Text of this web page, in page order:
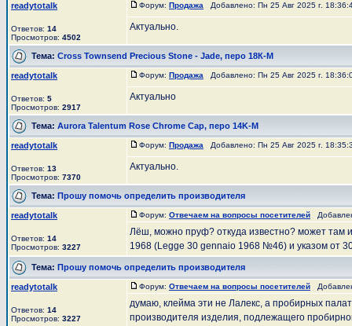
readytotalk
Ответов: 14
Просмотров: 4502
Форум: Продажа Добавлено: Пн 25 Авг 2025 г.
Актуально.
Тема: Cross Townsend Precious Stone - Jade, перо 18К-М
readytotalk
Ответов: 5
Просмотров: 2917
Форум: Продажа Добавлено: Пн 25 Авг 2025 г.
Актуально
Тема: Aurora Talentum Rose Chrome Cap, перо 14K-M
readytotalk
Ответов: 13
Просмотров: 7370
Форум: Продажа Добавлено: Пн 25 Авг 2025 г.
Актуально.
Тема: Прошу помочь определить производителя
readytotalk
Ответов: 14
Просмотров: 3227
Форум: Отвечаем на вопросы посетителей
Лёш, можно пруф? откуда известно? может там
1968 (Legge 30 gennaio 1968 №46) и указом от
Тема: Прошу помочь определить производителя
readytotalk
Ответов: 14
Просмотров: 3227
Форум: Отвечаем на вопросы посетителей
думаю, клейма эти не Лалекс, а пробирных
производителя изделия, подлежащего